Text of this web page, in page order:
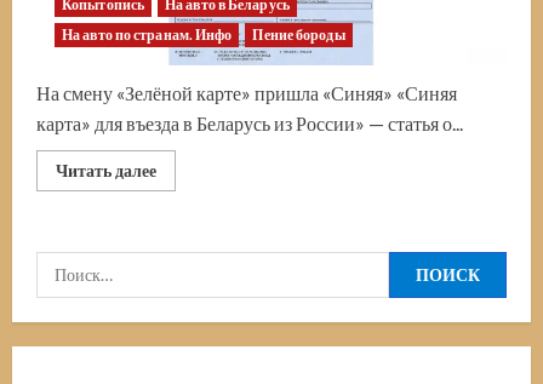
Копытопись
На авто в Беларусь
На авто по странам. Инфо
Пение бороды
На смену «Зелёной карте» пришла «Синяя» «Синяя
карта» для въезда в Беларусь из России» — статья о...
Читать далееПрочитать
больше
для
Беларусь
из
Найти: